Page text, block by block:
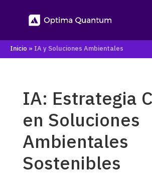
Inicio » IA y Soluciones Ambientales
IA: Estrategia
en Soluciones
Ambientales
Sostenibles